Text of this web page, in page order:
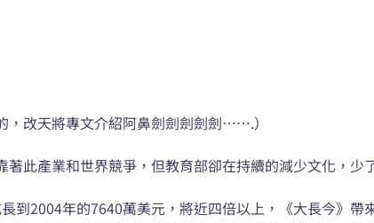
，改天將專文介紹阿鼻劍劍劍劍劍…….）
此產業和世界競爭，但教育部卻在持續的減少文化，少
到2004年的7640萬美元，將近四倍以上，《大長今》帶